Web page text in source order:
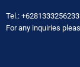
Tel.: +6281333256233
For any inquiries